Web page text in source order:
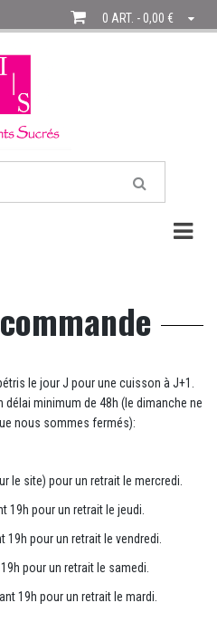
0 ART. - 0,00 €
le jour J pour une cuisson à J+1.
minimum de 48h (le dimanche ne
nous sommes fermés):
le site) pour un retrait le mercredi.
19h pour un retrait le jeudi.
19h pour un retrait le vendredi.
pour un retrait le samedi.
19h pour un retrait le mardi.